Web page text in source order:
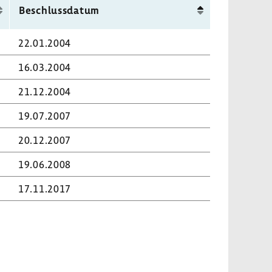
Beschluss­datum
22.01.2004
16.03.2004
21.12.2004
19.07.2007
20.12.2007
19.06.2008
17.11.2017